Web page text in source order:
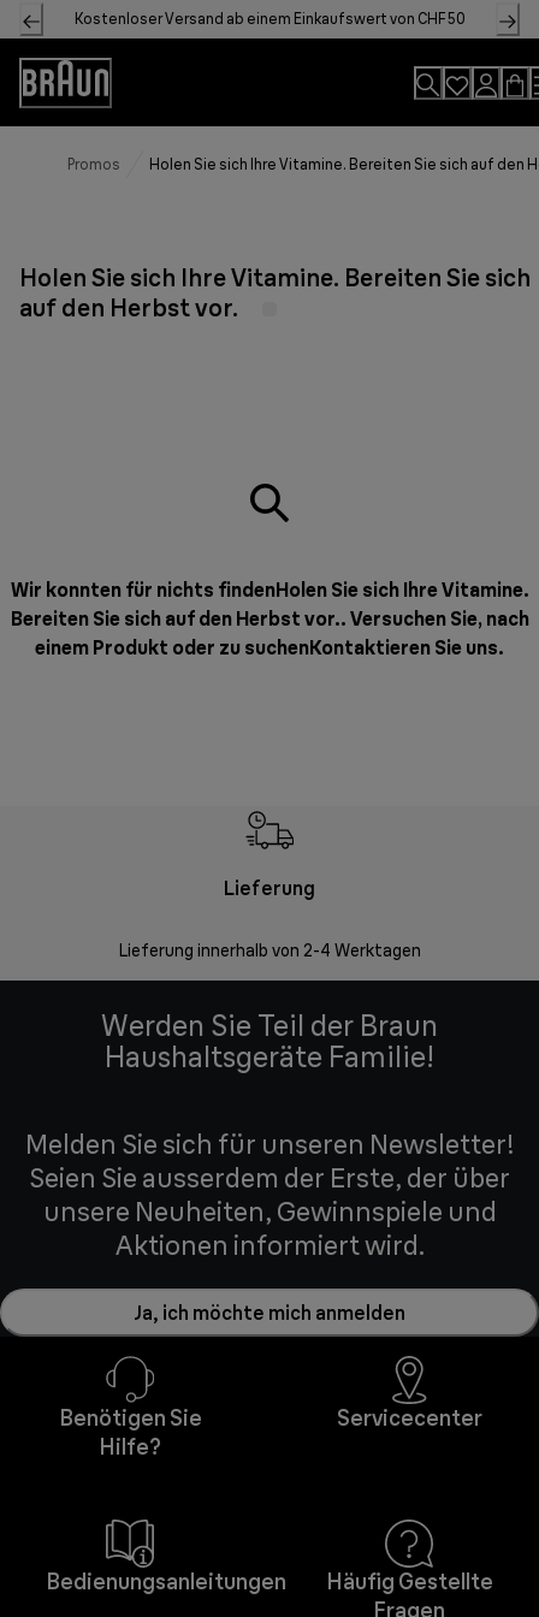
Skip
to
Content
Kostenloser Versand ab einem Einkaufswert von CHF 50
Accessibility
Statement
Promos Holen Sie sich Ihre Vitamine. Bereiten Sie sich auf den
Holen Sie sich Ihre Vitamine. Bereiten Sie sich
auf den Herbst vor.
Wir konnten für nichts findenHolen Sie sich Ihre Vitamine.
Bereiten Sie sich auf den Herbst vor.. Versuchen Sie, nach
einem Produkt oder zu suchenKontaktieren Sie uns.
Lieferung
Lieferung innerhalb von 2-4 Werktagen
Werden Sie Teil der Braun
Haushaltsgeräte Familie!
Melden Sie sich für unseren Newsletter!
Seien Sie ausserdem der Erste, der über
unsere Neuheiten, Gewinnspiele und
Aktionen informiert wird.
Ja, ich möchte mich anmelden
Benötigen Sie
Hilfe?
Servicecenter
Bedienungsanleitungen
Häufig Gestellte
Fragen